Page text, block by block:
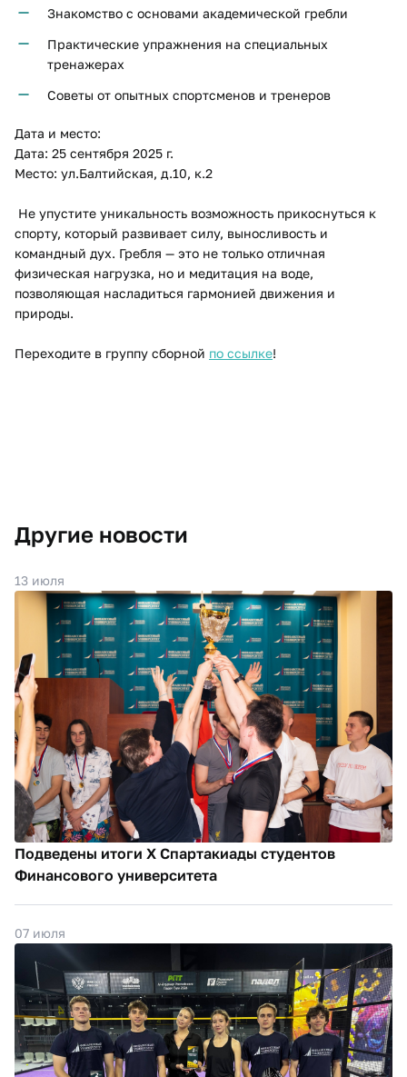
Знакомство с основами академической гребли
Практические упражнения на специальных
тренажерах
Советы от опытных спортсменов и тренеров
Дата и место:
Дата: 25 сентября 2025 г.
Место: ул.Балтийская, д.10, к.2
Не упустите уникальность возможность прикоснуться к
спорту, который развивает силу, выносливость и
командный дух. Гребля — это не только отличная
физическая нагрузка, но и медитация на воде,
позволяющая насладиться гармонией движения и
природы.
Переходите в группу сборной по ссылке!
Другие новости
13 июля
Подведены итоги X Спартакиады студентов
Финансового университета
07 июля